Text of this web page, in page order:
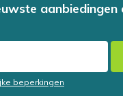
aanbiedingen
beperkingen